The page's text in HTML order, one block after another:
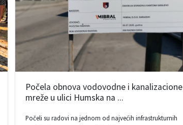
Počela obnova vodovodne i kanalizacione
mreže u ulici Humska na ...
Počeli su radovi na jednom od najvećih infrastrukturnih